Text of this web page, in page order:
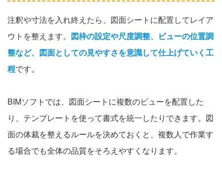
注釈や寸法を入れ終えたら、図面シートに配置してレイア
ウトを整えます。 図枠の設定や尺度調整、ビューの位置調
整など、図面としての見やすさを意識して仕上げていく工
程です。
BIMソフトでは、図面シートに複数のビューを配置した
り、テンプレートを使って書式を統一したりできます。図
面の体裁を整えるルールを決めておくと、複数人で作業す
る場合でも全体の品質をそろえやすくなります。